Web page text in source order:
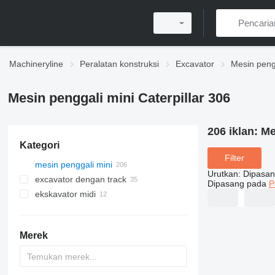
Machineryline Peralatan konstruksi Excavator Mesin
Mesin penggali mini Caterpillar 306
Kategori
mesin penggali mini
excavator dengan track
ekskavator midi
Merek
206 iklan:
Filter
Urutkan:
Dipasang pada